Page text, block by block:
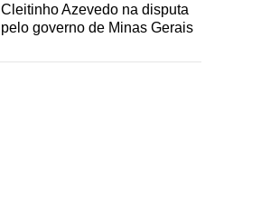
Cleitinho Azevedo na disputa
pelo governo de Minas Gerais